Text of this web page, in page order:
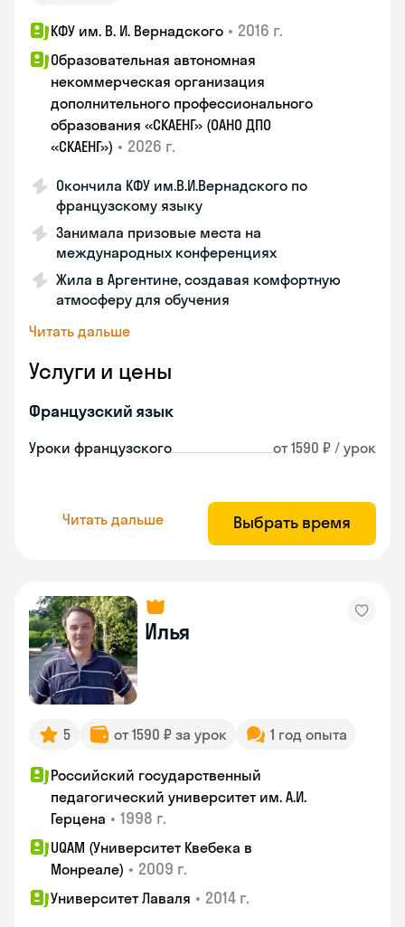
КФУ им. В. И. Вернадского • 2016 г.
Образовательная автономная
некоммерческая организация
дополнительного профессионального
образования «СКАЕНГ» (ОАНО ДПО
«СКАЕНГ») • 2026 г.
Окончила КФУ им.В.И.Вернадского по
французскому языку
Занимала призовые места на
международных конференциях
Жила в Аргентине, создавая комфортную
атмосферу для обучения
Читать дальше
Услуги и цены
Французский язык
Уроки французского от 1590 ₽ / урок
Читать дальше Выбрать время
Илья
5 от 1590 ₽ за урок 1 год опыта
Российский государственный
педагогический университет им. А.И.
Герцена • 1998 г.
UQAM (Университет Квебека в
Монреале) • 2009 г.
Университет Лаваля • 2014 г.